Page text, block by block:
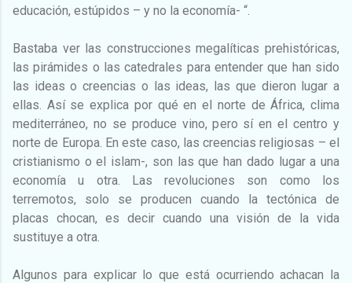
educación, estúpidos – y no la economía- “.
Bastaba ver las construcciones megalíticas prehistóricas,
las pirámides o las catedrales para entender que han sido
las ideas o creencias o las ideas, las que dieron lugar a
ellas. Así se explica por qué en el norte de África, clima
mediterráneo, no se produce vino, pero sí en el centro y
norte de Europa. En este caso, las creencias religiosas – el
cristianismo o el islam-, son las que han dado lugar a una
economía u otra. Las revoluciones son como los
terremotos, solo se producen cuando la tectónica de
placas chocan, es decir cuando una visión de la vida
sustituye a otra.
Algunos para explicar lo que está ocurriendo achacan la